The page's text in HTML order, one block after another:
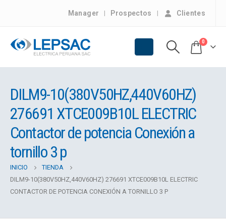
Manager Prospectos Clientes
0
DILM9-10(380V50HZ,440V60HZ)
276691 XTCE009B10L ELECTRIC
Contactor de potencia Conexión a
tornillo 3 p
INICIO
TIENDA
DILM9-10(380V50HZ,440V60HZ) 276691 XTCE009B10L ELECTRIC
CONTACTOR DE POTENCIA CONEXIÓN A TORNILLO 3 P